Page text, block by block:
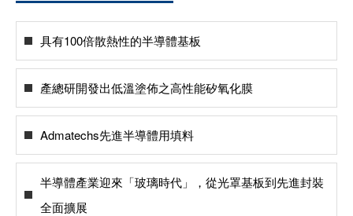
​具有100倍散熱性的半導體基板
產總研開發出低溫塗佈之高性能矽氧化膜
Admatechs先進半導體用填料
半導體產業迎來「玻璃時代」，從光罩基板到先進封裝
全面擴展